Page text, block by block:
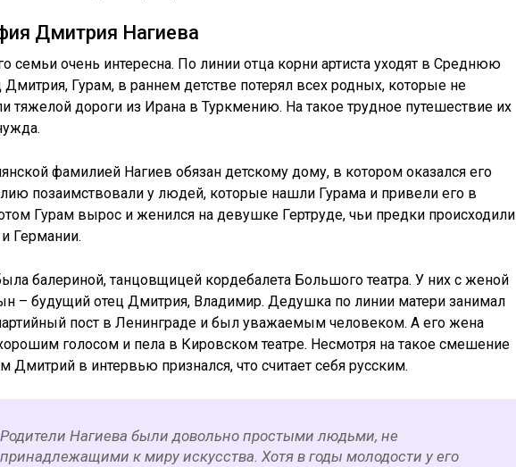
Дмитрия Нагиева
семьи очень интересна. По линии отца корни артиста уходят в Среднюю
Гурам, в раннем детстве потерял всех родных, которые не
тяжелой дороги из Ирана в Туркмению. На такое трудное путешествие их
фамилией Нагиев обязан детскому дому, в котором оказался его
позаимствовали у людей, которые нашли Гурама и привели его в
Гурам вырос и женился на девушке Гертруде, чьи предки происходили
Германии.
балериной, танцовщицей кордебалета Большого театра. У них с женой
– будущий отец Дмитрия, Владимир. Дедушка по линии матери занимал
пост в Ленинграде и был уважаемым человеком. А его жена
голосом и пела в Кировском театре. Несмотря на такое смешение
Дмитрий в интервью признался, что считает себя русским.
Родители Нагиева были довольно простыми людьми, не
принадлежащими к миру искусства. Хотя в годы молодости у его